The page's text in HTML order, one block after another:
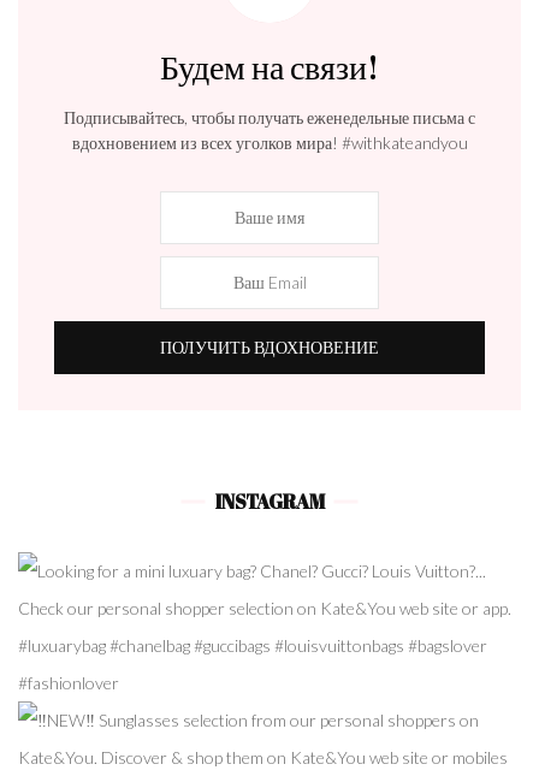
Будем на связи!
Подписывайтесь, чтобы получать еженедельные письма с
вдохновением из всех уголков мира! #withkateandyou
INSTAGRAM